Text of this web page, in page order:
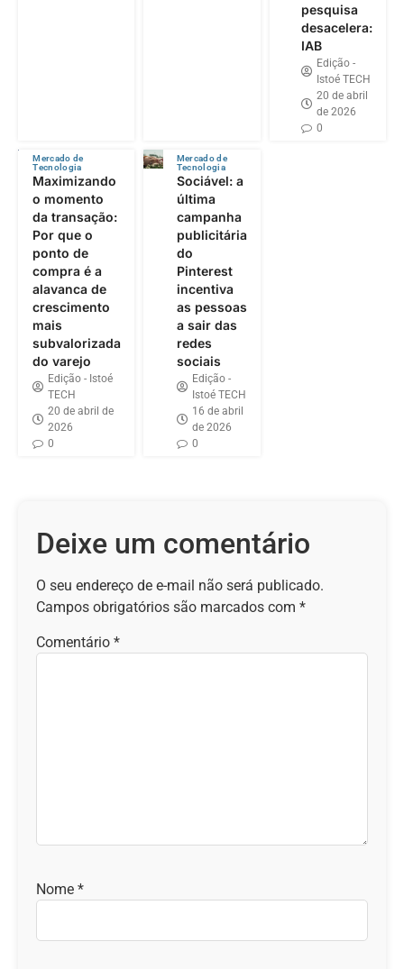
pesquisa
desacelera:
IAB
Edição -
Istoé TECH
20 de abril
de 2026
0
Mercado de
Tecnologia
Maximizando
o momento
da transação:
Por que o
ponto de
compra é a
alavanca de
crescimento
mais
subvalorizada
do varejo
Edição - Istoé
TECH
20 de abril de
2026
0
Mercado de
Tecnologia
Sociável: a
última
campanha
publicitária
do
Pinterest
incentiva
as pessoas
a sair das
redes
sociais
Edição -
Istoé TECH
16 de abril
de 2026
0
Deixe um comentário
O seu endereço de e-mail não será publicado.
Campos obrigatórios são marcados com *
Comentário *
Nome *